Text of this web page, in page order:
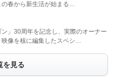
の春から新生活が始まる…
」30周年を記念し、実際のオーナー
映像を核に編集したスペシ…
を見る